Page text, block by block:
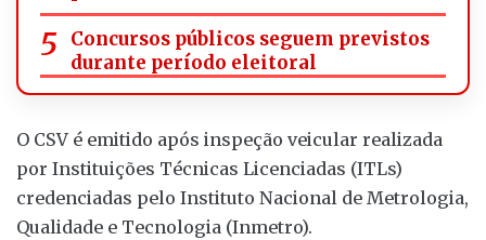
Concursos públicos seguem previstos
durante período eleitoral
O CSV é emitido após inspeção veicular realizada
por Instituições Técnicas Licenciadas (ITLs)
credenciadas pelo Instituto Nacional de Metrologia,
Qualidade e Tecnologia (Inmetro).